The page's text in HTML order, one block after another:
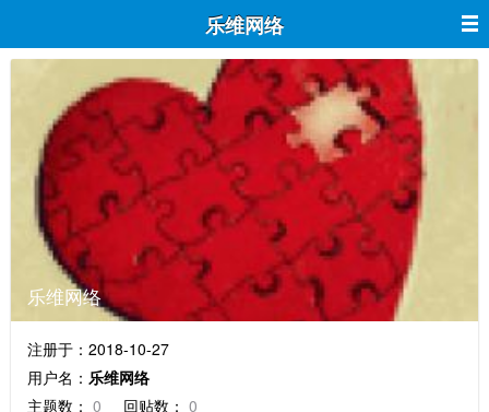
乐维网络
乐维网络
注册于：2018-10-27
用户名： 乐维网络
主题数： 0 回贴数： 0